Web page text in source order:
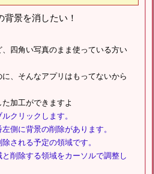
景を消したい！
四角い写真のまま使っている方い
、そんなアプリはもってないから
加工ができますよ
クリックします。
側に背景の削除があります。
される予定の領域です。
削除する領域をカーソルで調整し